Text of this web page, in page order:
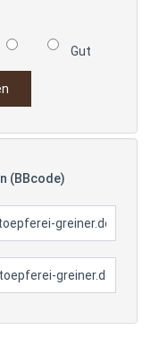
Gut
(BBcode)